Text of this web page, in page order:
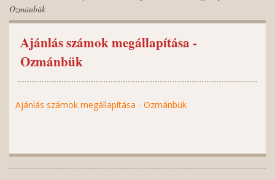
Ozmánbük
Ajánlás számok megállapítása -
Ozmánbük
Ajánlás számok megállapítása - Ozmánbük